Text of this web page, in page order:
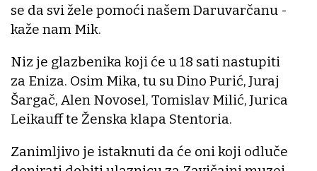
se da svi žele pomoći našem Daruvarčanu -
kaže nam Mik.
Niz je glazbenika koji će u 18 sati nastupiti
za Eniza. Osim Mika, tu su Dino Purić, Juraj
Šargač, Alen Novosel, Tomislav Milić, Jurica
Leikauff te Ženska klapa Stentoria.
Zanimljivo je istaknuti da će oni koji odluče